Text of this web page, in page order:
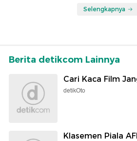
Selengkapnya
Berita detikcom Lainnya
Cari Kaca Film
detikOto
Klasemen Piala